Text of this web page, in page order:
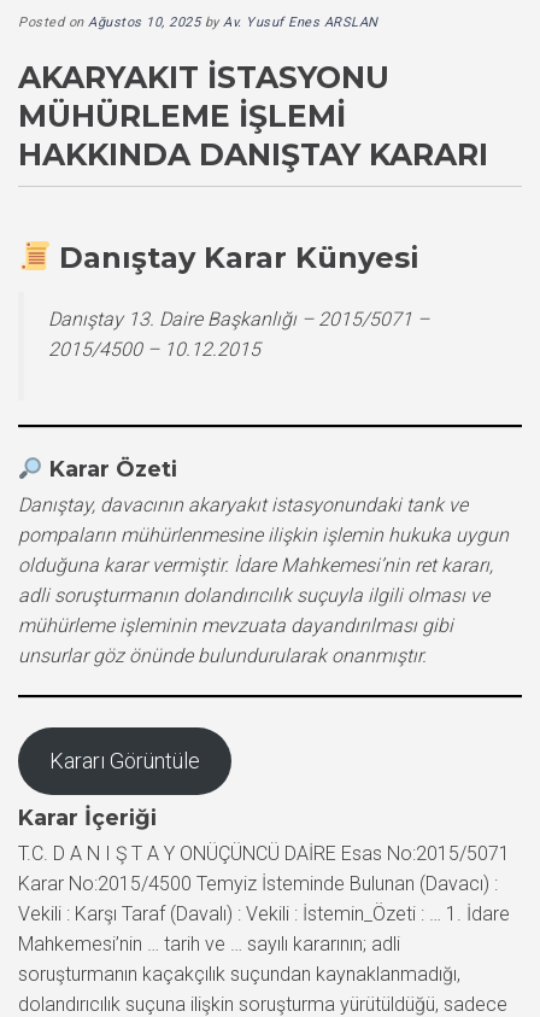
Posted on Ağustos 10, 2025byAv. Yusuf Enes ARSLAN
AKARYAKIT İSTASYONU
MÜHÜRLEME İŞLEMI
HAKKINDA DANIŞTAY KARARI
Danıştay Karar Künyesi
Danıştay 13. Daire Başkanlığı – 2015/5071 –
2015/4500 – 10.12.2015
Karar Özeti
Danıştay, davacının akaryakıt istasyonundaki tank ve
pompaların mühürlenmesine ilişkin işlemin hukuka uygun
olduğuna karar vermiştir. İdare Mahkemesi’nin ret kararı,
adli soruşturmanın dolandırıcılık suçuyla ilgili olması ve
mühürleme işleminin mevzuata dayandırılması gibi
unsurlar göz önünde bulundurularak onanmıştır.
Kararı Görüntüle
Karar İçeriği
T.C. D A N I Ş T A Y ONÜÇÜNCÜ DAİRE Esas No:2015/5071
Karar No:2015/4500 Temyiz İsteminde Bulunan (Davacı) :
Vekili : Karşı Taraf (Davalı) : Vekili : İstemin_Özeti : … 1. İdare
Mahkemesi’nin … tarih ve … sayılı kararının; adli
soruşturmanın kaçakçılık suçundan kaynaklanmadığı,
dolandırıcılık suçuna ilişkin soruşturma yürütüldüğü, sadece